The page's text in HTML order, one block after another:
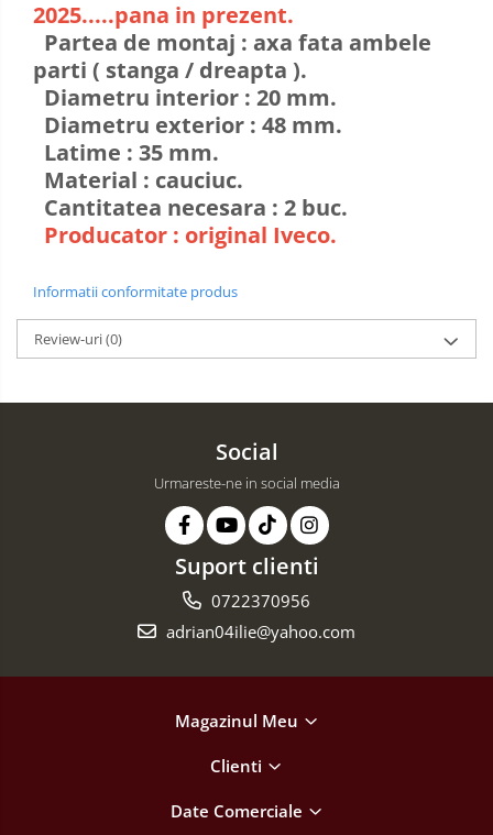
2025.....pana in prezent.
Partea de montaj : axa fata ambele
parti ( stanga / dreapta ).
Diametru interior : 20 mm.
Diametru exterior : 48 mm.
Latime : 35 mm.
Material : cauciuc.
Cantitatea necesara : 2 buc.
Producator : original Iveco.
Informatii conformitate produs
Review-uri(0)
Social
Urmareste-ne in social media
Suport clienti
0722370956
adrian04ilie@yahoo.com
Magazinul Meu
Clienti
Date Comerciale